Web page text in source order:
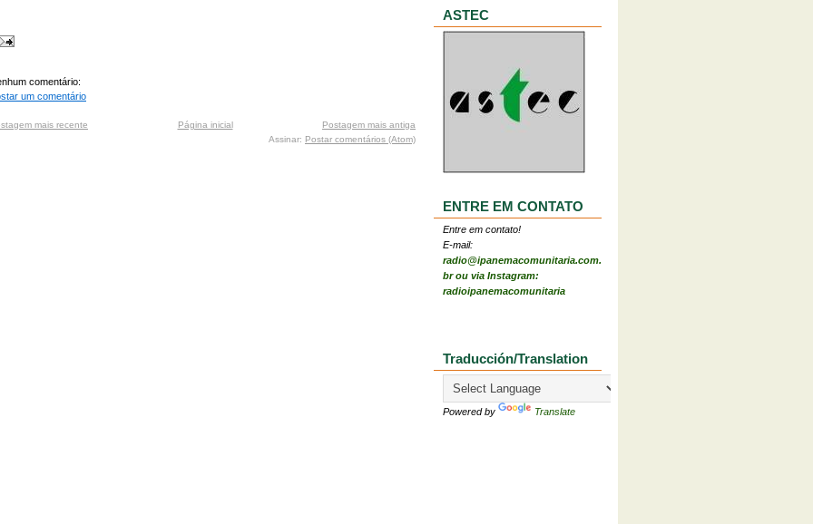
comentário:
um comentário
mais recente Postagem mais antiga
Página inicial
Assinar: Postar comentários (Atom)
ASTEC
ENTRE EM CONTATO
Entre em contato!
E-mail:
radio@ipanemacomunitaria.com.
br ou via Instagram:
radioipanemacomunitaria
Traducción/Translation
Powered by Translate